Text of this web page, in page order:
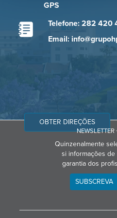
GPS
Telefone: 282 420
Email:
OBTER DIREÇÕES
NEWSLETTER
Quinzenalmente
si informações de
garantia dos
SUBSCREVA